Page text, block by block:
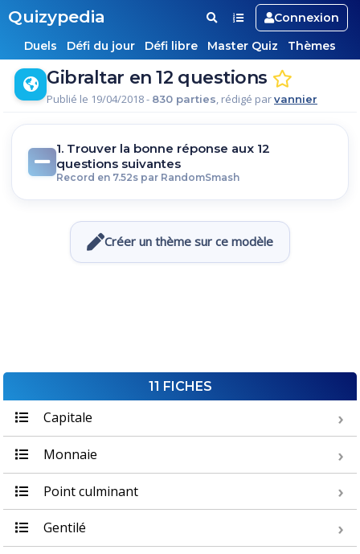
Quizypedia
Connexion
Duels
Défi du jour Défi libre Master Quiz Thèmes
Gibraltar en 12 questions
Publié le 19/04/2018 - 830 parties, rédigé parvannier
1. Trouver la bonne réponse aux 12
questions suivantes
Record en 7.52s par RandomSmash
Créer un thème sur ce modèle
11 FICHES
Capitale
Monnaie
Point culminant
Gentilé